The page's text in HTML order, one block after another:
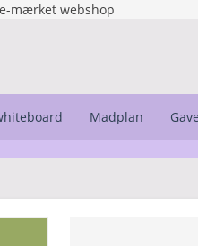
mærket webshop
Madplan